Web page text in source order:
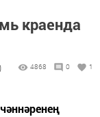
краенда
4868 0 1